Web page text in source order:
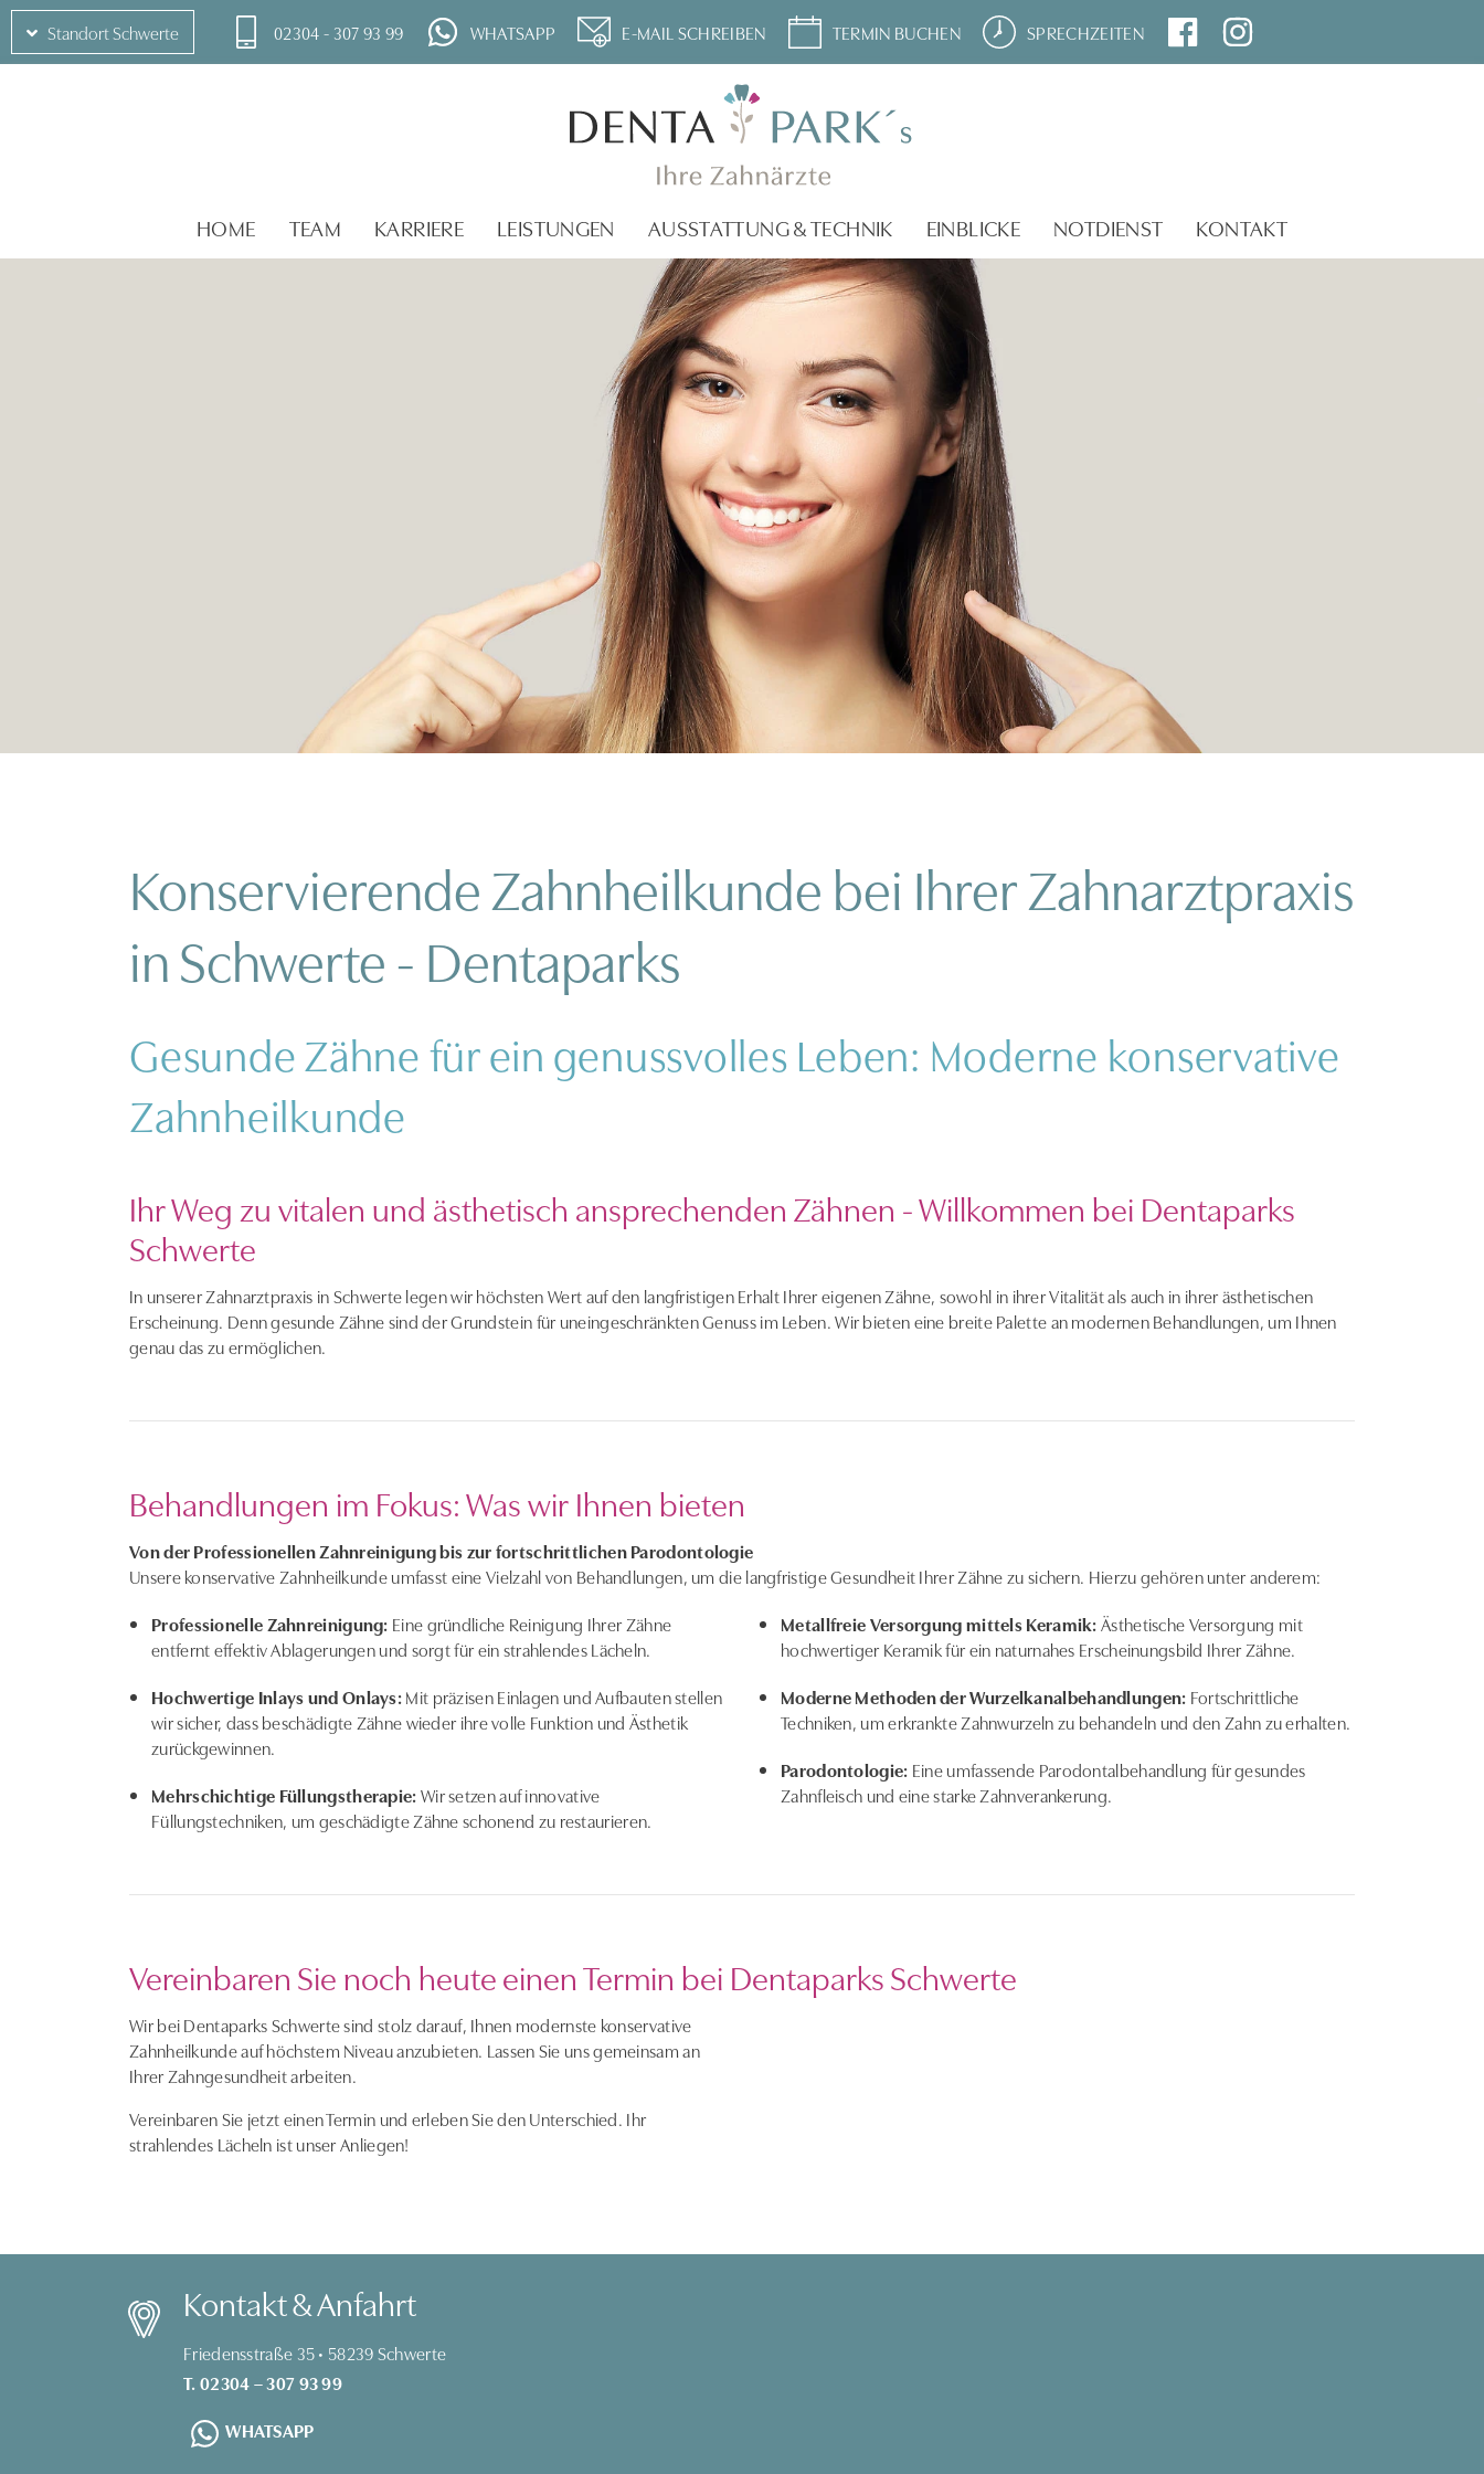
Standort Schwerte 02304 - 307 93 99 WHATSAPP E-MAIL SCHREIBEN TERMIN BUCHEN SPRECHZEITEN
HOME TEAM KARRIERE LEISTUNGEN AUSSTATTUNG & TECHNIK EINBLICKE NOTDIENST KONTAKT
Konservierende Zahnheilkunde bei Ihrer Zahnarztpraxis
in Schwerte - Dentaparks
Gesunde Zähne für ein genussvolles Leben: Moderne konservative
Zahnheilkunde
Ihr Weg zu vitalen und ästhetisch ansprechenden Zähnen - Willkommen bei Dentaparks
Schwerte
In unserer Zahnarztpraxis in Schwerte legen wir höchsten Wert auf den langfristigen Erhalt Ihrer eigenen Zähne, sowohl in ihrer Vitalität als auch in ihrer ästhetischen
Erscheinung. Denn gesunde Zähne sind der Grundstein für uneingeschränkten Genuss im Leben. Wir bieten eine breite Palette an modernen Behandlungen, um Ihnen
genau das zu ermöglichen.
Behandlungen im Fokus: Was wir Ihnen bieten
Von der Professionellen Zahnreinigung bis zur fortschrittlichen Parodontologie
Unsere konservative Zahnheilkunde umfasst eine Vielzahl von Behandlungen, um die langfristige Gesundheit Ihrer Zähne zu sichern. Hierzu gehören unter anderem:
Professionelle Zahnreinigung: Eine gründliche Reinigung Ihrer Zähne
entfernt effektiv Ablagerungen und sorgt für ein strahlendes Lächeln.
Hochwertige Inlays und Onlays:Mit präzisen Einlagen und Aufbauten stellen
wir sicher, dass beschädigte Zähne wieder ihre volle Funktion und Ästhetik
zurückgewinnen.
Mehrschichtige Füllungstherapie:Wir setzen auf innovative
Füllungstechniken, um geschädigte Zähne schonend zu restaurieren.
Metallfreie Versorgung mittels Keramik:Ästhetische Versorgung mit
hochwertiger Keramik für ein naturnahes Erscheinungsbild Ihrer Zähne.
Moderne Methoden der Wurzelkanalbehandlungen: Fortschrittliche
Techniken, um erkrankte Zahnwurzeln zu behandeln und den Zahn zu erhalten.
Parodontologie: Eine umfassende Parodontalbehandlung für gesundes
Zahnfleisch und eine starke Zahnverankerung.
Vereinbaren Sie noch heute einen Termin bei Dentaparks Schwerte
Wir bei Dentaparks Schwerte sind stolz darauf, Ihnen modernste konservative
Zahnheilkunde auf höchstem Niveau anzubieten. Lassen Sie uns gemeinsam an
Ihrer Zahngesundheit arbeiten.
Vereinbaren Sie jetzt einen Termin und erleben Sie den Unterschied. Ihr
strahlendes Lächeln ist unser Anliegen!
Kontakt & Anfahrt
Friedensstraße 35 • 58239 Schwerte
T. 02304 – 307 93 99
WHATSAPP